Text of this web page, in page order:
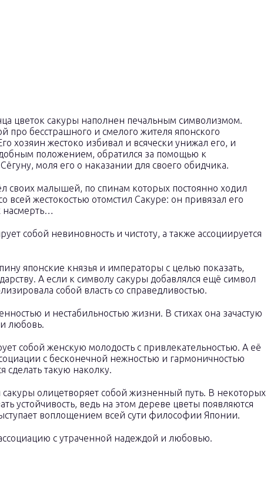
цветок сакуры наполнен печальным символизмом.
про бесстрашного и смелого жителя японского
хозяин жестоко избивал и всячески унижал его, и
положением, обратился за помощью к
моля его о наказании для своего обидчика.
своих малышей, по спинам которых постоянно ходил
всей жестокостью отомстил Сакуре: он привязал его
насмерть…
собой невиновность и чистоту, а также ассоциируется
японские князья и императоры с целью показать,
А если к символу сакуры добавлялся ещё символ
собой власть со справедливостью.
и нестабильностью жизни. В стихах она зачастую
любовь.
собой женскую молодость с привлекательностью. А её
с бесконечной нежностью и гармоничностью
сделать такую наколку.
олицетворяет собой жизненный путь. В некоторых
устойчивость, ведь на этом дереве цветы появляются
воплощением всей сути философии Японии.
с утраченной надеждой и любовью.